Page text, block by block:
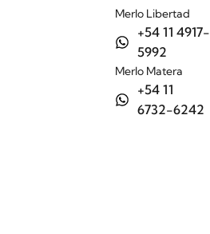
Merlo Libertad
+54 11 4917-
5992
Merlo Matera
+54 11
6732-6242